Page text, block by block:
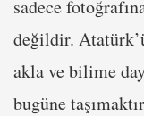
sadece
değildir.
akla ve bilime
bugüne